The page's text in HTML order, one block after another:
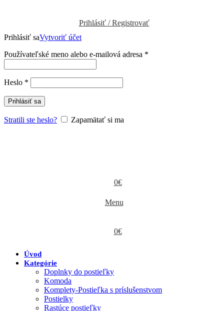
Prihlásiť / Registrovať
Prihlásiť saVytvoriť účet
Používateľské meno alebo e-mailová adresa *
Heslo *
Prihlásiť sa
Stratili ste heslo? Zapamätať si ma
0€
Menu
0€
Úvod
Kategórie
Doplnky do postieľky
Komoda
Komplety-Postieľka s príslušenstvom
Postielky
Rastúce postieľky